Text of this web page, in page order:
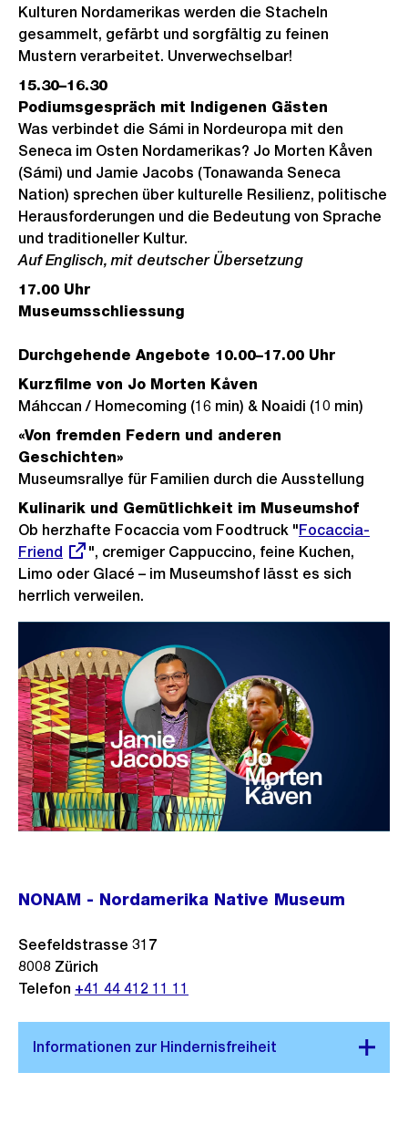
Kulturen Nordamerikas werden die Stacheln
gesammelt, gefärbt und sorgfältig zu feinen
Mustern verarbeitet. Unverwechselbar!
15.30–16.30
Podiumsgespräch mit Indigenen Gästen
Was verbindet die Sámi in Nordeuropa mit den
Seneca im Osten Nordamerikas? Jo Morten Kåven
(Sámi) und Jamie Jacobs (Tonawanda Seneca
Nation) sprechen über kulturelle Resilienz, politische
Herausforderungen und die Bedeutung von Sprache
und traditioneller Kultur.
Auf Englisch, mit deutscher Übersetzung
17.00 Uhr
Museumsschliessung
Durchgehende Angebote 10.00–17.00 Uhr
Kurzfilme von Jo Morten Kåven
Máhccan / Homecoming (16 min) & Noaidi (10 min)
«Von fremden Federn und anderen
Geschichten»
Museumsrallye für Familien durch die Ausstellung
Kulinarik und Gemütlichkeit im Museumshof
Ob herzhafte Focaccia vom Foodtruck "Externer
Link:
Focaccia-
Friend
", cremiger Cappuccino, feine Kuchen,
Limo oder Glacé – im Museumshof lässt es sich
herrlich verweilen.
NONAM - Nordamerika Native Museum
Seefeldstrasse 317
8008 Zürich
Telefon +41 44 412 11 11